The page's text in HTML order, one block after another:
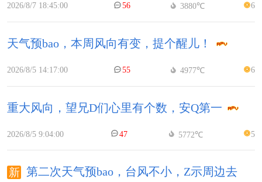
2026/8/7 18:45:00 56 3880℃ 6
天气预bao，本周风向有变，提个醒儿！
2026/8/5 14:17:00 55 4977℃ 6
重大风向，望兄D们心里有个数，安Q第一
2026/8/5 9:04:00 47 5772℃ 5
第二次天气预bao，台风不小，Z示周边去